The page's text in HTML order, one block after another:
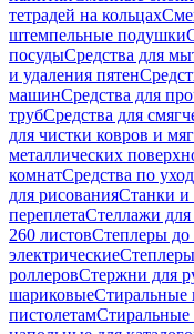
тетрадей на кольцах
штемпельные подушки
посудыСредства для
и удаления пятен
машинСредства для
трубСредства для
для чистки ковров и
металлических
комнатСредства по
для рисованияСтанки и
переплетаСтеллажи
260 листовСтеплеры до
электрические
роллеровСтержни для
шариковыеСтиральные
пистолетамСтиральные